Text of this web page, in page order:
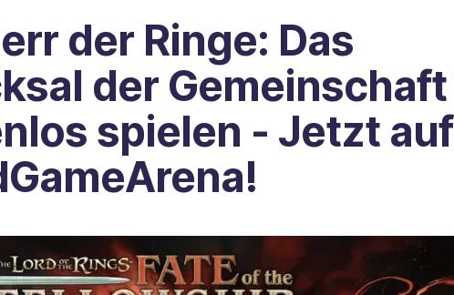
der Ringe: Das
der Gemeinschaft
spielen - Jetzt auf